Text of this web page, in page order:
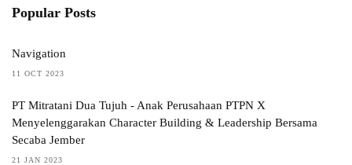
Popular Posts
Navigation
11 OCT 2023
PT Mitratani Dua Tujuh - Anak Perusahaan PTPN X
Menyelenggarakan Character Building & Leadership Bersama
Secaba Jember
21 JAN 2023